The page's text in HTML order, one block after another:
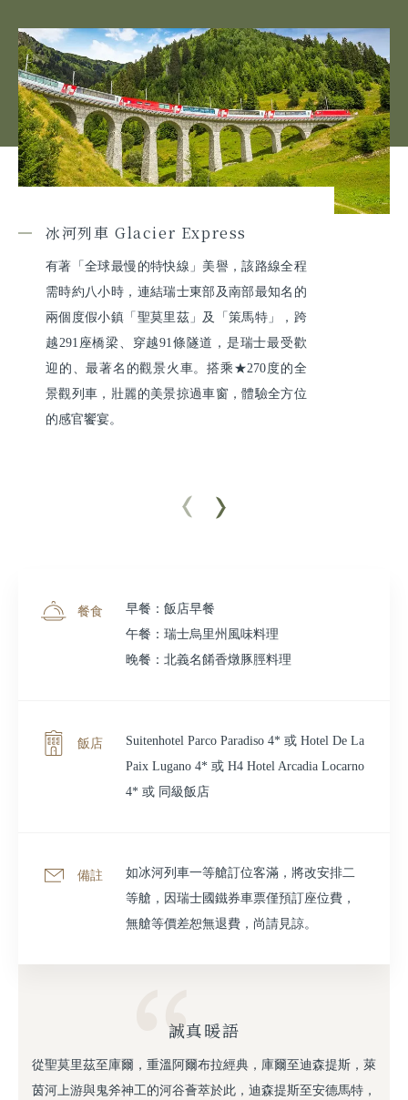
冰河列車 Glacier Express
有著「全球最慢的特快線」美譽，該路線全程
需時約八小時，連結瑞士東部及南部最知名的
兩個度假小鎮「聖莫里茲」及「策馬特」，跨
越291座橋梁、穿越91條隧道，是瑞士最受歡
迎的、最著名的觀景火車。搭乘★270度的全
景觀列車，壯麗的美景掠過車窗，體驗全方位
的感官饗宴。
餐食
早餐：飯店早餐
午餐：瑞士烏里州風味料理
晚餐：北義名餚香燉豚脛料理
飯店
Suitenhotel Parco Paradiso 4* 或 Hotel De La
Paix Lugano 4* 或 H4 Hotel Arcadia Locarno
4* 或 同級飯店
備註
如冰河列車一等艙訂位客滿，將改安排二
等艙，因瑞士國鐵券車票僅預訂座位費，
無艙等價差恕無退費，尚請見諒。
誠真暖語
從聖莫里茲至庫爾，重溫阿爾布拉經典，庫爾至迪森提斯，萊
茵河上游與鬼斧神工的河谷薈萃於此，迪森提斯至安德馬特，